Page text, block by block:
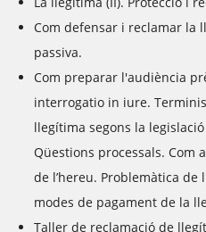
Com defensar i reclamar la
passiva.
Com preparar l'audiència
interrogatio in iure.
llegítima segons la
Qüestions processals. Com
de l’hereu. Problemàtica de
modes de pagament de la
Taller de reclamació de